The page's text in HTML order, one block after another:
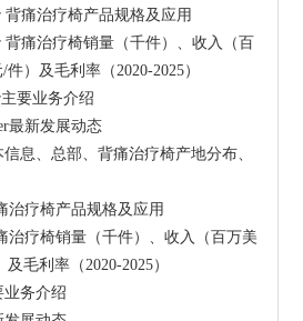
）及毛利率（2020-2025）
毛利率（2020-2025）